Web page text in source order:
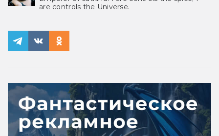
are controls the Universe.